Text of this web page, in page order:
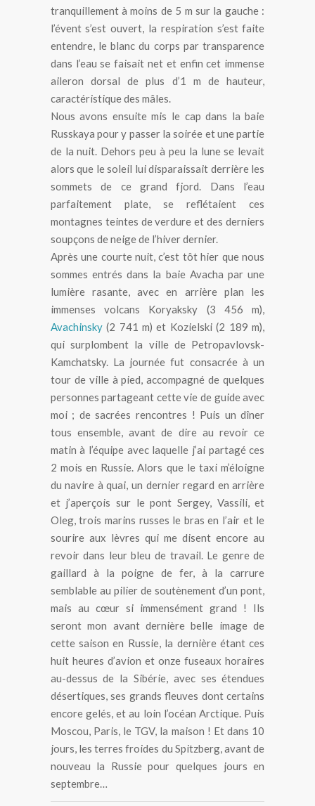
tranquillement à moins de 5 m sur la gauche :
l’évent s’est ouvert, la respiration s’est faite
entendre, le blanc du corps par transparence
dans l’eau se faisait net et enfin cet immense
aileron dorsal de plus d’1 m de hauteur,
caractéristique des mâles.
Nous avons ensuite mis le cap dans la baie
Russkaya pour y passer la soirée et une partie
de la nuit. Dehors peu à peu la lune se levait
alors que le soleil lui disparaissait derrière les
sommets de ce grand fjord. Dans l’eau
parfaitement plate, se reflétaient ces
montagnes teintes de verdure et des derniers
soupçons de neige de l’hiver dernier.
Après une courte nuit, c’est tôt hier que nous
sommes entrés dans la baie Avacha par une
lumière rasante, avec en arrière plan les
immenses volcans Koryaksky (3 456 m),
Avachinsky(2 741 m) et Kozielski (2 189 m),
qui surplombent la ville de Petropavlovsk-
Kamchatsky. La journée fut consacrée à un
tour de ville à pied, accompagné de quelques
personnes partageant cette vie de guide avec
moi ; de sacrées rencontres ! Puis un dîner
tous ensemble, avant de dire au revoir ce
matin à l’équipe avec laquelle j’ai partagé ces
2 mois en Russie. Alors que le taxi m’éloigne
du navire à quai, un dernier regard en arrière
et j’aperçois sur le pont Sergey, Vassili, et
Oleg, trois marins russes le bras en l’air et le
sourire aux lèvres qui me disent encore au
revoir dans leur bleu de travail. Le genre de
gaillard à la poigne de fer, à la carrure
semblable au pilier de soutènement d’un pont,
mais au cœur si immensément grand ! Ils
seront mon avant dernière belle image de
cette saison en Russie, la dernière étant ces
huit heures d’avion et onze fuseaux horaires
au-dessus de la Sibérie, avec ses étendues
désertiques, ses grands fleuves dont certains
encore gelés, et au loin l’océan Arctique. Puis
Moscou, Paris, le TGV, la maison ! Et dans 10
jours, les terres froides du Spitzberg, avant de
nouveau la Russie pour quelques jours en
septembre…